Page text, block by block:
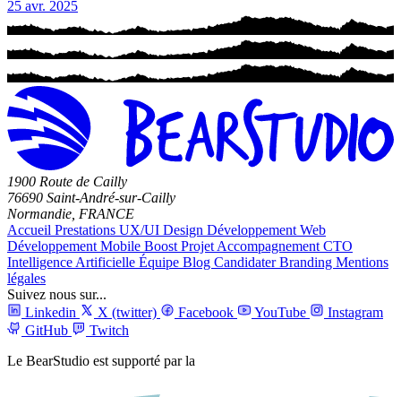
25 avr. 2025
1900 Route de Cailly
76690 Saint-André-sur-Cailly
Normandie, FRANCE
Accueil Prestations UX/UI Design Développement Web
Développement Mobile Boost Projet Accompagnement CTO
Intelligence Artificielle Équipe Blog CandidaterBranding Mentions
légales
Suivez nous sur...
Linkedin
X (twitter) Facebook YouTube
Instagram
GitHub
Twitch
Le BearStudio est supporté par la